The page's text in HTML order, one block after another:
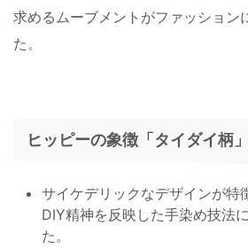
求めるムーブメントがファッション
た。
ヒッピーの象徴「タイダイ柄」
サイケデリックなデザインが特
DIY精神を反映した手染め技法
た。